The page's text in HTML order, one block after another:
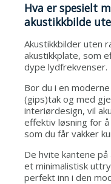
Hva er spesielt
akustikkbilde
Akustikkbilder uten
akustikkplate, som
dype lydfrekvenser.
Bor du i en
(gips)tak og med
interiørdesign, vil
effektiv løsning for
som du får vakker
De hvite kantene
et minimalistisk
perfekt inn i den